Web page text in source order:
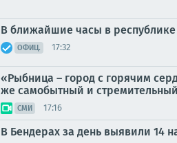
В ближайшие часы в
ОФИЦ. 17:32
«Рыбница – город с горячим
же самобытный и
СМИ 17:16
В Бендерах за день выявили 14